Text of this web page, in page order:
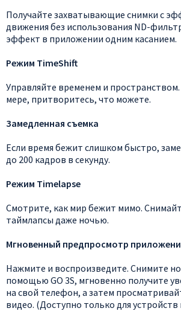
Получайте захватывающие снимки с
движения без использования ND-
эффект в приложении одним касанием.
Режим TimeShift
Управляйте временем и
мере, притворитесь, что можете.
Замедленная съемка
Если время бежит слишком быстро,
до 200 кадров в секунду.
Режим Timelapse
Смотрите, как мир бежит мимо.
таймлапсы даже ночью.
Мгновенный предпросмотр
Нажмите и воспроизведите. Снимите
помощью GO 3S, мгновенно получите
на свой телефон, а затем
видео. (Доступно только для устройств